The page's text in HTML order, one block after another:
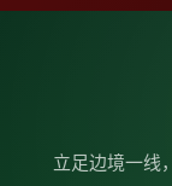
立足边境一线